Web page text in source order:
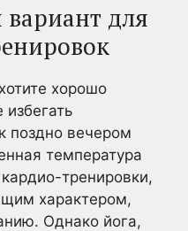
для
хорошо
поздно вечером
температура
тренировки,
характером,
Однако йога,